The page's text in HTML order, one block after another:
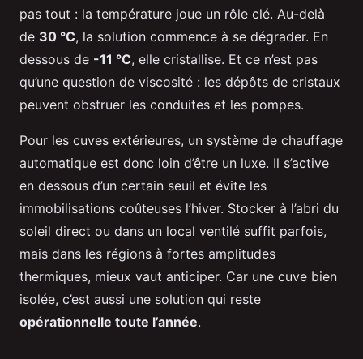
pas tout : la température joue un rôle clé. Au-delà
de 30 °C, la solution commence à se dégrader. En
dessous de -11 °C, elle cristallise. Et ce n’est pas
qu’une question de viscosité : les dépôts de cristaux
peuvent obstruer les conduites et les pompes.
Pour les cuves extérieures, un système de chauffage
automatique est donc loin d’être un luxe. Il s’active
en dessous d’un certain seuil et évite les
immobilisations coûteuses l’hiver. Stocker à l’abri du
soleil direct ou dans un local ventilé suffit parfois,
mais dans les régions à fortes amplitudes
thermiques, mieux vaut anticiper. Car une cuve bien
isolée, c’est aussi une solution qui reste
opérationnelle toute l’année.